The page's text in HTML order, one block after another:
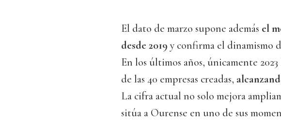
El dato de marzo supone además el
desde 2019 y confirma el dinamismo
En los últimos años, únicamente
de las 40 empresas creadas,
La cifra actual no solo mejora
sitúa a Ourense en uno de sus